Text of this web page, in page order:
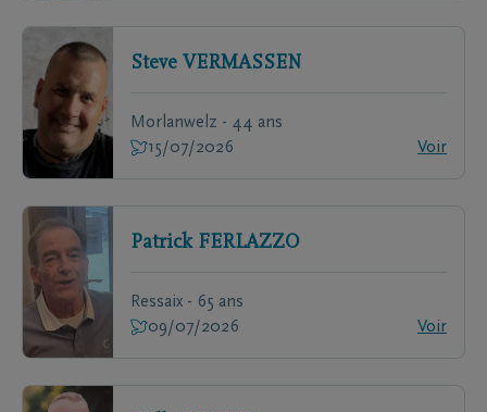
Steve VERMASSEN
Morlanwelz - 44 ans
15/07/2026
Voir
Patrick FERLAZZO
Ressaix - 65 ans
09/07/2026
Voir